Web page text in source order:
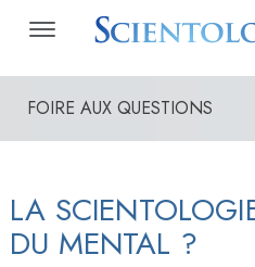
FOIRE AUX QUESTIONS
LA
DU MENTAL ?